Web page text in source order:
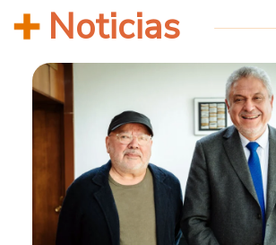
Noticias